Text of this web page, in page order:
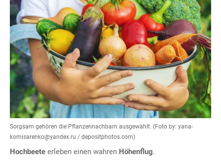
Sorgsam gehören die Pflanzennachbarn ausgewählt. (Foto by: yana-
komisarenko@yandex.ru / depositphotos.com)
Hochbeete erleben einen wahren Höhenflug.